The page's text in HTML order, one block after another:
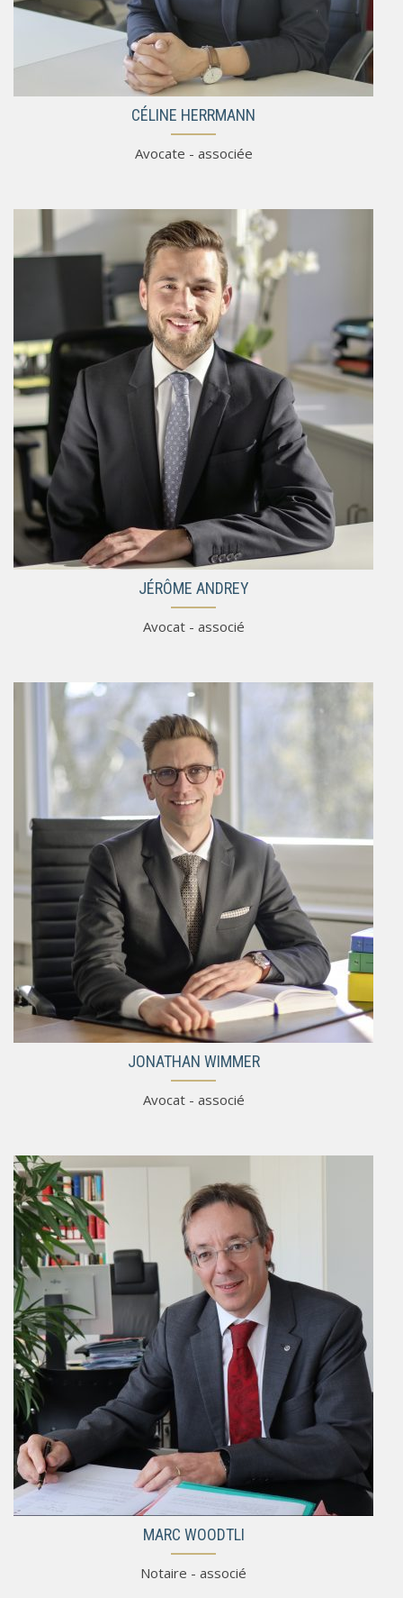
CÉLINE HERRMANN
Avocate - associée
JÉRÔME ANDREY
Avocat - associé
JONATHAN WIMMER
Avocat - associé
MARC WOODTLI
Notaire - associé